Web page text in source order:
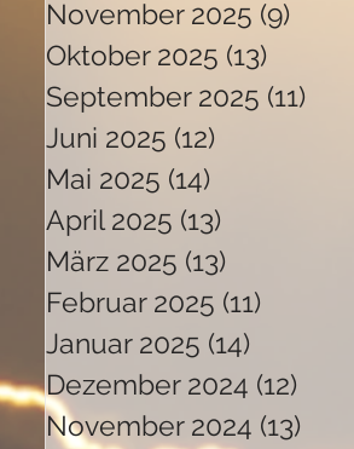
November 2025 (9)
Oktober 2025 (13)
September 2025 (11)
Juni 2025 (12)
Mai 2025 (14)
April 2025 (13)
März 2025 (13)
Februar 2025 (11)
Januar 2025 (14)
Dezember 2024 (12)
November 2024 (13)